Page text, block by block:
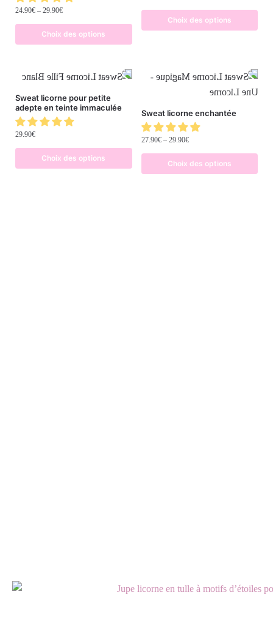
24.90€ – 29.90€
Choix des options
Choix des options
Sweat licorne pour petite
adepte en teinte immaculée
29.90€
Choix des options
Sweat licorne enchantée
27.90€– 29.90€
Choix des options